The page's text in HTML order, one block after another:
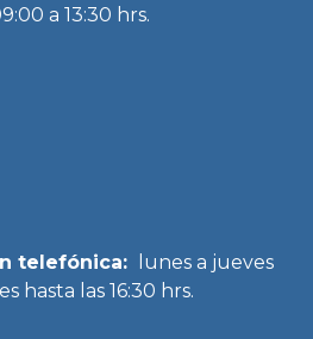
a 13:30 hrs.
telefónica:
lunes a jueves
hasta las 16:30 hrs.